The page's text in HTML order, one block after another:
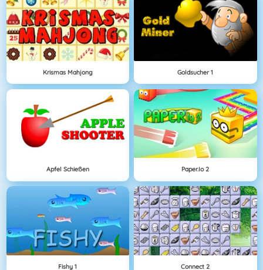
Krismas Mahjong Goldsucher 1
Apfel Schießen Paper.io 2
Fishy 1 Connect 2